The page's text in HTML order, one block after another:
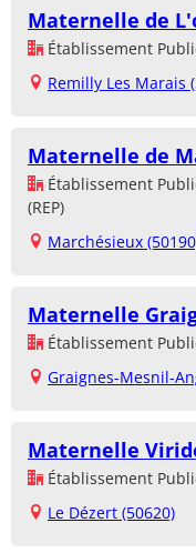
Maternelle de
Établissement
Remilly Les Marais
Maternelle de
Établissement
(REP)
Marchésieux
Maternelle
Établissement
Graignes-Mesnil-
Maternelle
Établissement
Le Dézert (50620)